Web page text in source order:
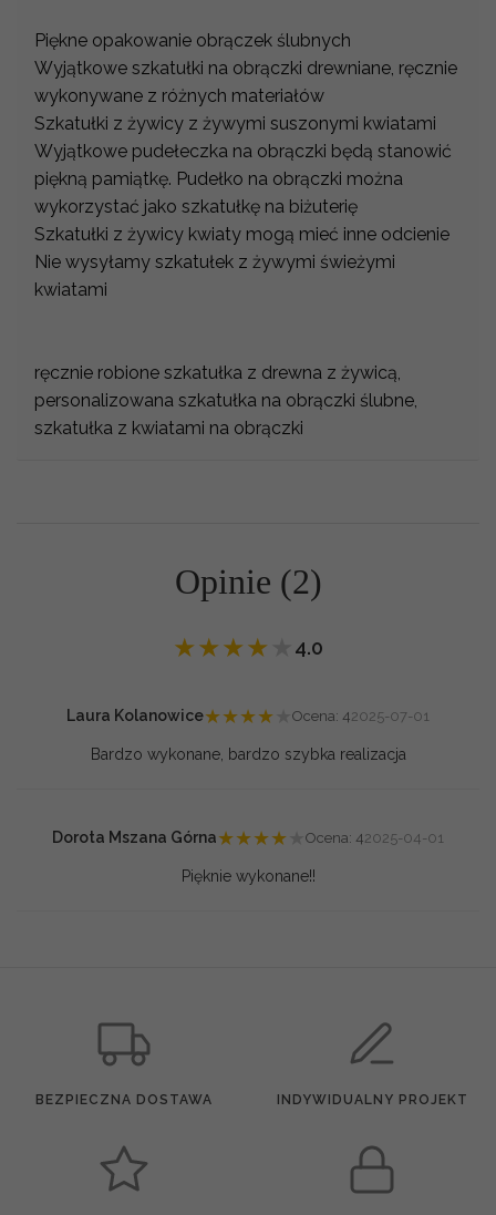
Piękne opakowanie obrączek ślubnych
Wyjątkowe szkatułki na obrączki drewniane, ręcznie
wykonywane z różnych materiałów
Szkatułki z żywicy z żywymi suszonymi kwiatami
Wyjątkowe pudełeczka na obrączki będą stanowić
piękną pamiątkę. Pudełko na obrączki można
wykorzystać jako szkatułkę na biżuterię
Szkatułki z żywicy kwiaty mogą mieć inne odcienie
Nie wysyłamy szkatułek z żywymi świeżymi
kwiatami
ręcznie robione szkatułka z drewna z żywicą,
personalizowana szkatułka na obrączki ślubne,
szkatułka z kwiatami na obrączki
Opinie (2)
★★★★ 4.0
Laura Kolanowice★★★★ Ocena: 42025-07-01
Bardzo wykonane, bardzo szybka realizacja
Dorota Mszana Górna★★★★ Ocena: 42025-04-01
Pięknie wykonane!!
BEZPIECZNA DOSTAWA INDYWIDUALNY PROJEKT